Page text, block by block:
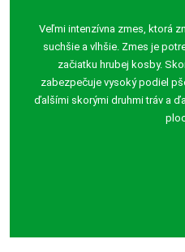
Veľmi intenzívna zmes, ktorá
suchšie a vlhšie. Zmes je
začiatku hrubej kosby.
zabezpečuje vysoký podiel
ďalšími skorými druhmi tráv a